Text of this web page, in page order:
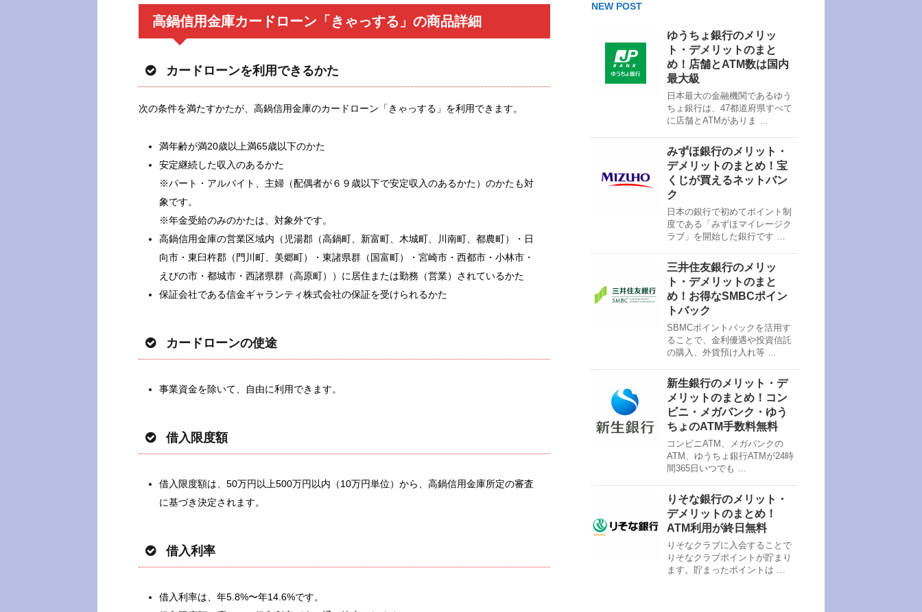
高鍋信用金庫カードローン「きゃっする」の商品詳細
カードローンを利用できるかた
次の条件を満たすかたが、高鍋信用金庫のカードローン「きゃっする」を利用できます。
満年齢が満20歳以上満65歳以下のかた
安定継続した収入のあるかた
※パート・アルバイト、主婦（配偶者が６９歳以下で安定収入のあるかた）のかたも対
象です。
※年金受給のみのかたは、対象外です。
高鍋信用金庫の営業区域内（児湯郡（高鍋町、新富町、木城町、川南町、都農町）・日
向市・東臼杵郡（門川町、美郷町）・東諸県群（国富町）・宮崎市・西都市・小林市・
えびの市・都城市・西諸県群（高原町））に居住または勤務（営業）されているかた
保証会社である信金ギャランティ株式会社の保証を受けられるかた
カードローンの使途
事業資金を除いて、自由に利用できます。
借入限度額
借入限度額は、50万円以上500万円以内（10万円単位）から、高鍋信用金庫所定の審査
に基づき決定されます。
借入利率
借入利率は、年5.8%〜年14.6%です。
NEW POST
ゆうちょ銀行のメリッ
ト・デメリットのまと
め！店舗とATM数は国内
最大級
日本最大の金融機関であるゆう
ちょ銀行は、47都道府県すべて
に店舗とATMがありま …
みずほ銀行のメリット・
デメリットのまとめ！宝
くじが買えるネットバン
ク
日本の銀行で初めてポイント制
度である「みずほマイレージク
ラブ」を開始した銀行です …
三井住友銀行のメリッ
ト・デメリットのまと
め！お得なSMBCポイン
トバック
SBMCポイントバックを活用す
ることで、金利優遇や投資信託
の購入、外貨預け入れ等 …
新生銀行のメリット・デ
メリットのまとめ！コン
ビニ・メガバンク・ゆう
ちょのATM手数料無料
コンビニATM、メガバンクの
ATM、ゆうちょ銀行ATMが24時
間365日いつでも …
りそな銀行のメリット・
デメリットのまとめ！
ATM利用が終日無料
りそなクラブに入会することで
りそなクラブポイントが貯まり
ます。貯まったポイントは …